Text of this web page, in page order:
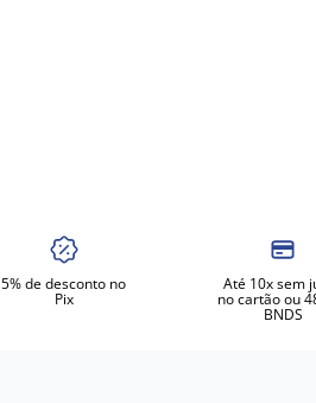
5% de desconto no
Pix
Até 10x sem
no cartão ou
BNDS